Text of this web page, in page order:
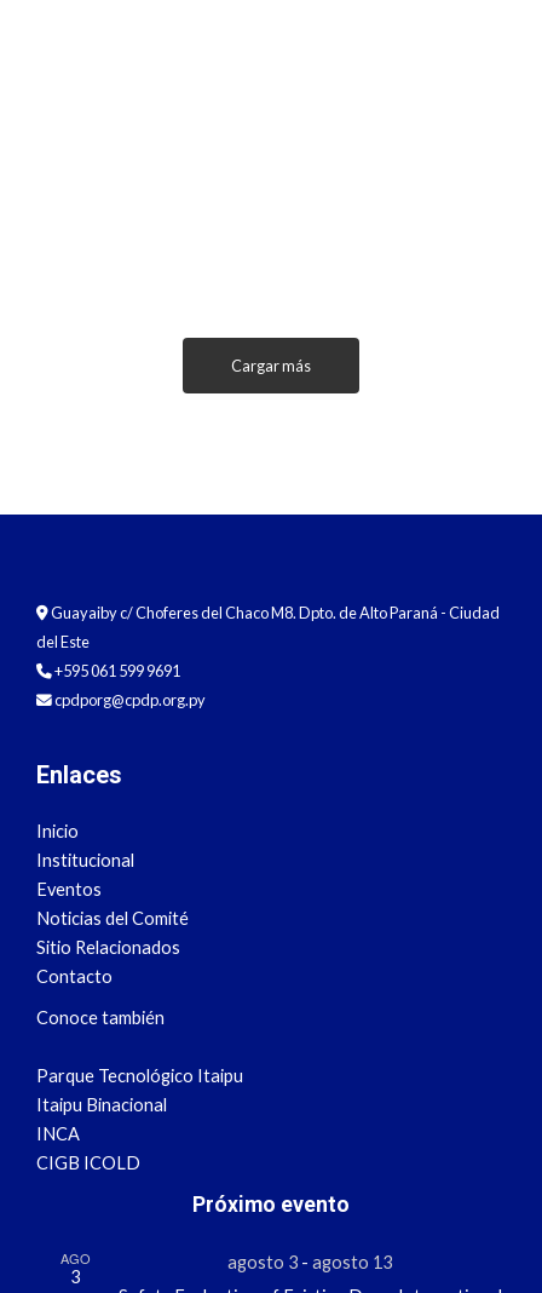
Cargar más
Guayaiby c/ Choferes del Chaco M8. Dpto. de Alto Paraná - Ciudad
del Este
+595 061 599 9691
cpdporg@cpdp.org.py
Enlaces
Inicio
Institucional
Eventos
Noticias del Comité
Sitio Relacionados
Contacto
Conoce también
Parque Tecnológico Itaipu
Itaipu Binacional
INCA
CIGB ICOLD
Próximo evento
AGO
3
agosto 3 - agosto 13